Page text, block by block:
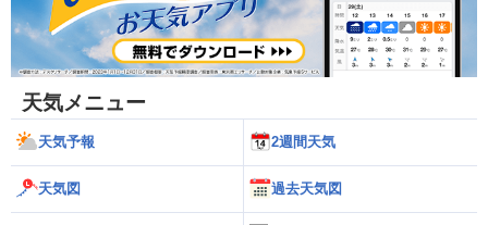
天気メニュー
天気予報 2週間天気
天気図 過去天気図